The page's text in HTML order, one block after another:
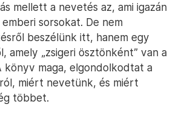
mellett a nevetés az, ami igazán
sorsokat. De nem
beszélünk itt, hanem egy
amely „zsigeri ösztönként” van a
könyv maga, elgondolkodtat a
miért nevetünk, és miért
többet.